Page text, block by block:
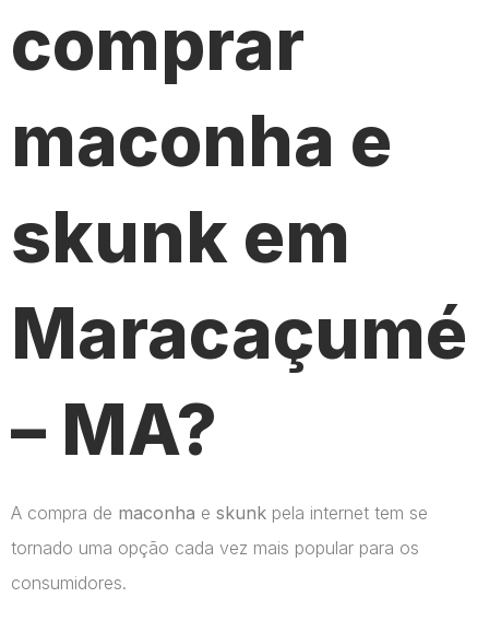
comprar
maconha e
skunk em
Maracaçumé
– MA?
A compra de maconha e skunk pela internet tem se
tornado uma opção cada vez mais popular para os
consumidores.